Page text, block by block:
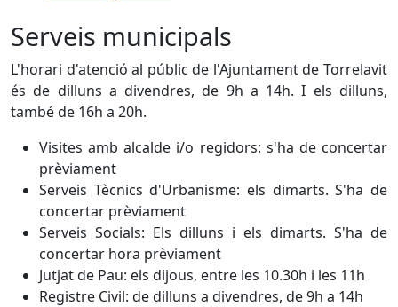
Serveis municipals
L'horari d'atenció al públic de l'Ajuntament de Torrelavit
és de dilluns a divendres, de 9h a 14h. I els dilluns,
també de 16h a 20h.
Visites amb alcalde i/o regidors: s'ha de concertar
prèviament
Serveis Tècnics d'Urbanisme: els dimarts. S'ha de
concertar prèviament
Serveis Socials: Els dilluns i els dimarts. S'ha de
concertar hora prèviament
Jutjat de Pau: els dijous, entre les 10.30h i les 11h
Registre Civil: de dilluns a divendres, de 9h a 14h